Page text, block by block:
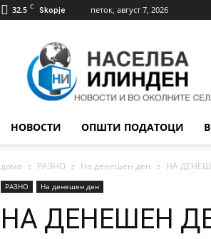
32.5 C Skopje петок, август 7, 2026
Илинден
НОВОСТИ ОПШТИ ПОДАТОЦИ
дома РАЗНО На денешен ден НА
РАЗНО На денешен ден
НА ДЕНЕШЕН